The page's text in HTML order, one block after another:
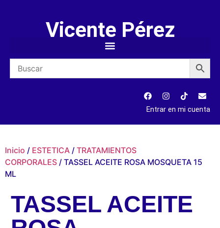
Vicente Pérez
Entrar en mi cuenta
Inicio / ESTETICA / TRATAMIENTOS
CORPORALES / TASSEL ACEITE ROSA MOSQUETA 15
ML
TASSEL ACEITE